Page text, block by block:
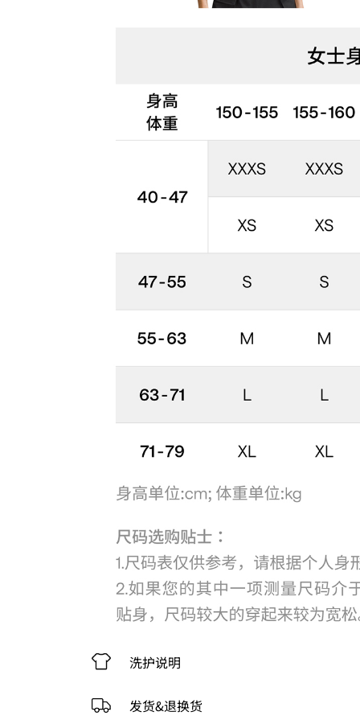
洗护说明
发货&退换货